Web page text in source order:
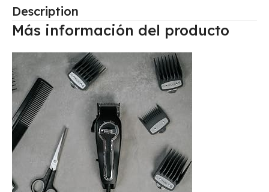
Description
Más información del producto